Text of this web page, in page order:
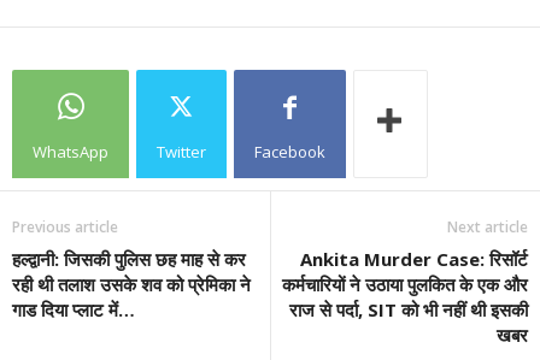
WhatsApp Twitter Facebook
Previous article
हल्द्वानी: जिसकी पुलिस छह माह से कर
रही थी तलाश उसके शव को प्रेमिका ने
गाड दिया प्लाट में…
Next article
Ankita Murder Case: रिसॉर्ट
कर्मचारियों ने उठाया पुलकित के एक और
राज से पर्दा, SIT को भी नहीं थी इसकी
खबर